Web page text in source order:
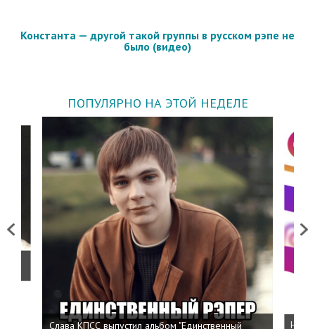
Константа — другой такой группы в русском рэпе не
было (видео)
ПОПУЛЯРНО НА ЭТОЙ НЕДЕЛЕ
Previous
Слава КПСС выпустил альбом "Единственный
Next